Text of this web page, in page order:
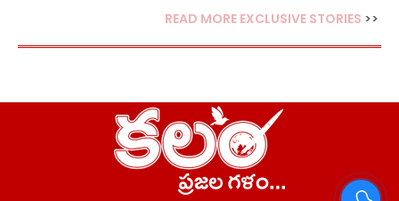
READ MORE EXCLUSIVE STORIES >>